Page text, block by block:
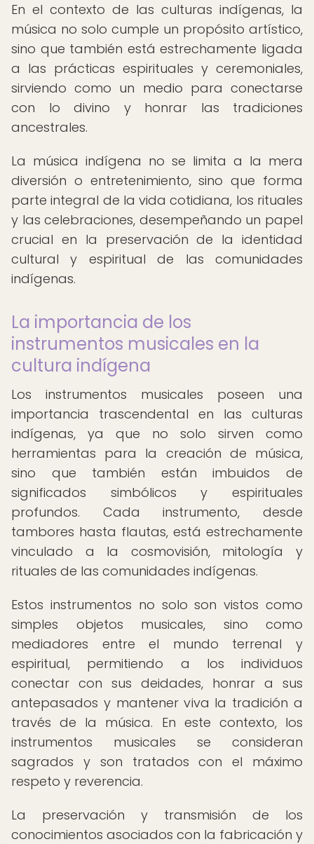
En el contexto de las culturas indígenas, la
música no solo cumple un propósito artístico,
sino que también está estrechamente ligada
a las prácticas espirituales y ceremoniales,
sirviendo como un medio para conectarse
con lo divino y honrar las tradiciones
ancestrales.
La música indígena no se limita a la mera
diversión o entretenimiento, sino que forma
parte integral de la vida cotidiana, los rituales
y las celebraciones, desempeñando un papel
crucial en la preservación de la identidad
cultural y espiritual de las comunidades
indígenas.
La importancia de los
instrumentos musicales en la
cultura indígena
Los instrumentos musicales poseen una
importancia trascendental en las culturas
indígenas, ya que no solo sirven como
herramientas para la creación de música,
sino que también están imbuidos de
significados simbólicos y espirituales
profundos. Cada instrumento, desde
tambores hasta flautas, está estrechamente
vinculado a la cosmovisión, mitología y
rituales de las comunidades indígenas.
Estos instrumentos no solo son vistos como
simples objetos musicales, sino como
mediadores entre el mundo terrenal y
espiritual, permitiendo a los individuos
conectar con sus deidades, honrar a sus
antepasados y mantener viva la tradición a
través de la música. En este contexto, los
instrumentos musicales se consideran
sagrados y son tratados con el máximo
respeto y reverencia.
La preservación y transmisión de los
conocimientos asociados con la fabricación y